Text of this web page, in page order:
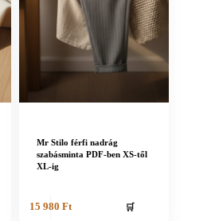
Mr Stilo férfi nadrág
szabásminta PDF-ben XS-től
XL-ig
15 980 Ft 🛒